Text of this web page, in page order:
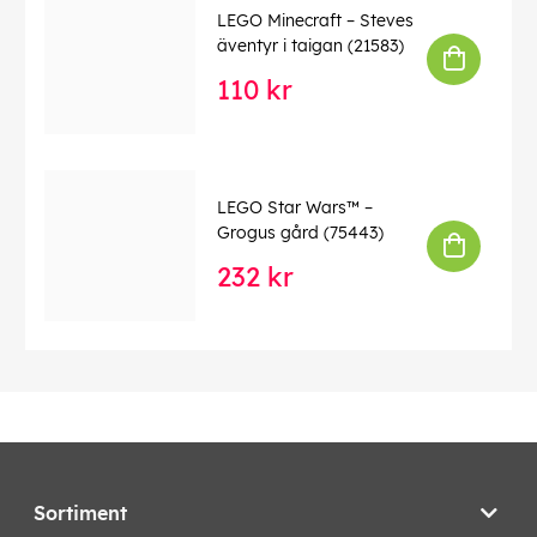
LEGO Minecraft – Steves
äventyr i taigan (21583)
110 kr
LEGO Star Wars™ –
Grogus gård (75443)
232 kr
Sortiment